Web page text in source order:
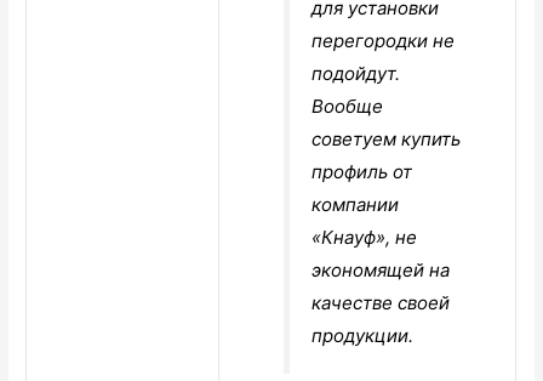
для установки
перегородки не
подойдут.
Вообще
советуем купить
профиль от
компании
«Кнауф», не
экономящей на
качестве своей
продукции.